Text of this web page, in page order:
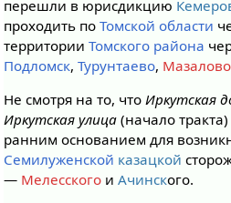
перешли в юрисдикцию
проходить поТомской области
территорииТомского района
Подломск,Турунтаево, Мазалово
Не смотря на то, что Иркутская
Иркутская улица (начало
ранним основанием для
Семилуженской казацкой
— Мелесского иАчинского.